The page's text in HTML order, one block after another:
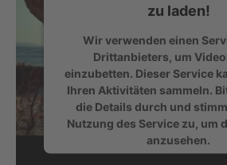
zu laden!
Wir verwenden einen
Drittanbieters, um
einzubetten. Dieser Service
Ihren Aktivitäten sammeln.
die Details durch und
Nutzung des Service zu, um
anzusehen.